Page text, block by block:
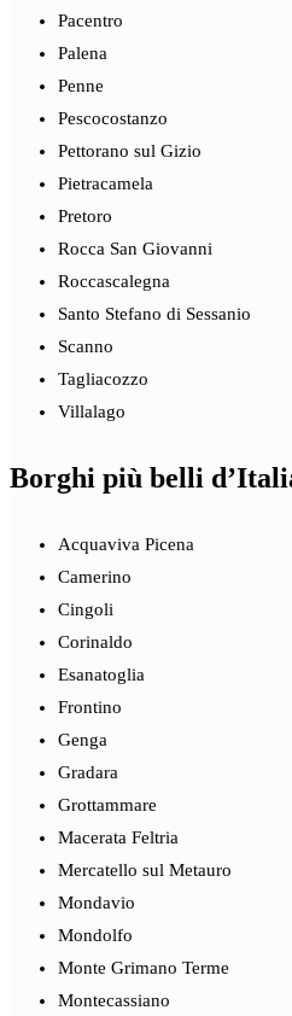
Pacentro
Palena
Penne
Pescocostanzo
Pettorano sul Gizio
Pietracamela
Pretoro
Rocca San Giovanni
Roccascalegna
Santo Stefano di Sessanio
Scanno
Tagliacozzo
Villalago
Borghi più belli
Acquaviva Picena
Camerino
Cingoli
Corinaldo
Esanatoglia
Frontino
Genga
Gradara
Grottammare
Macerata Feltria
Mercatello sul Metauro
Mondavio
Mondolfo
Monte Grimano Terme
Montecassiano